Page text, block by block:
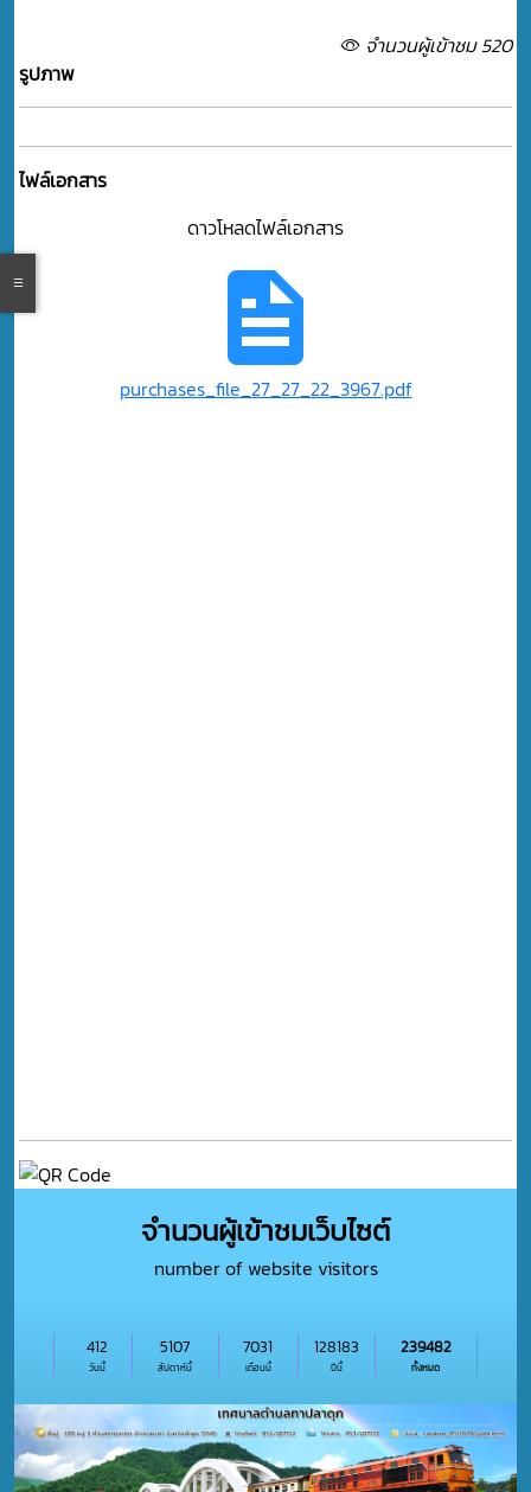
จำนวนผู้เข้าชม 520
รูปภาพ
ไฟล์เอกสาร
ดาวโหลดไฟล์เอกสาร
purchases_file_27_27_22_3967.pdf
จำนวนผู้เข้าชมเว็บไซต์
number of website visitors
วันนี้
412
สัปดาห์นี้
5107
เดือนนี้
7031
ปีนี้
128183
ทั้งหมด
239482